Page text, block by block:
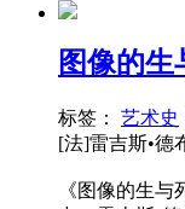
图像的生
标签： 艺术史
[法]雷吉斯•德
《图像的生